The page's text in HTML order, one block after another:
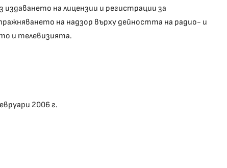
на лицензии и регистрации за
на надзор върху дейността на радио- и
и телевизията.
2006 г.